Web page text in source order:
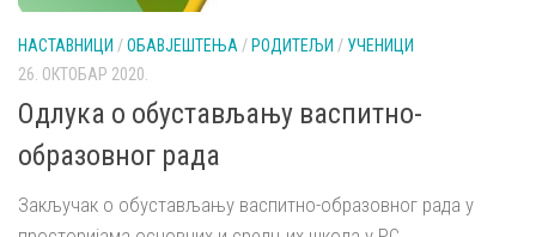
НАСТАВНИЦИ /ОБАВЈЕШТЕЊА / РОДИТЕЉИ / УЧЕНИЦИ
26. ОКТОБАР 2020.
Одлука о обустављању васпитно-
образовног рада
Закључак о обустављању васпитно-образовног рада у